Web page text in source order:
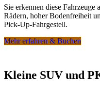
Sie erkennen diese
Rädern, hoher Bodenfreiheit
Pick-Up-Fahrgestell.
Mehr erfahren & Buchen
Kleine SUV und